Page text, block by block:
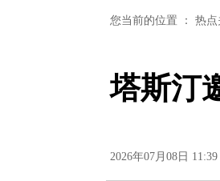
您当前的位置 ： 热点
塔斯汀
2026年07月08日 11:39